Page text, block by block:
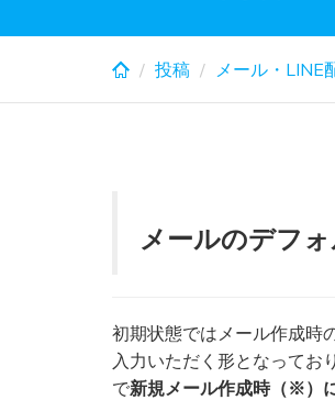
投稿 メール・LINE
メールのデフ
初期状態ではメール作成時
入力いただく形となってお
で新規メール作成時（※）